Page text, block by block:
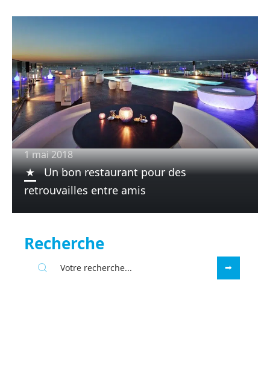
1 mai 2018
Un bon restaurant pour des
retrouvailles entre amis
Recherche